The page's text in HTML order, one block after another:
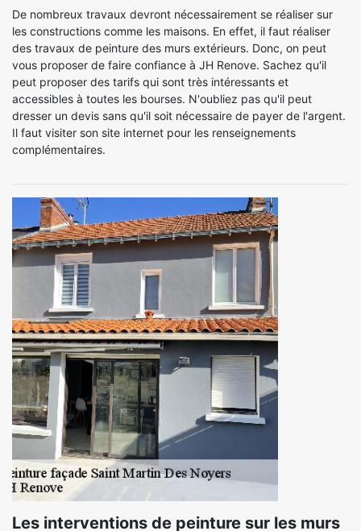
De nombreux travaux devront nécessairement se réaliser sur
les constructions comme les maisons. En effet, il faut réaliser
des travaux de peinture des murs extérieurs. Donc, on peut
vous proposer de faire confiance à JH Renove. Sachez qu'il
peut proposer des tarifs qui sont très intéressants et
accessibles à toutes les bourses. N'oubliez pas qu'il peut
dresser un devis sans qu'il soit nécessaire de payer de l'argent.
Il faut visiter son site internet pour les renseignements
complémentaires.
Les interventions de peinture sur les murs